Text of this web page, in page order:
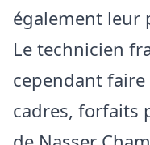
également leur
Le technicien
cependant
cadres, forfaits